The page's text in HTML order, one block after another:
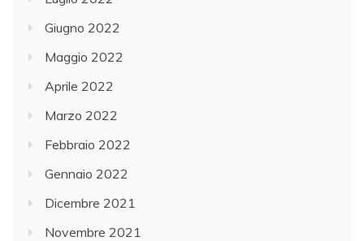
Giugno 2022
Maggio 2022
Aprile 2022
Marzo 2022
Febbraio 2022
Gennaio 2022
Dicembre 2021
Novembre 2021